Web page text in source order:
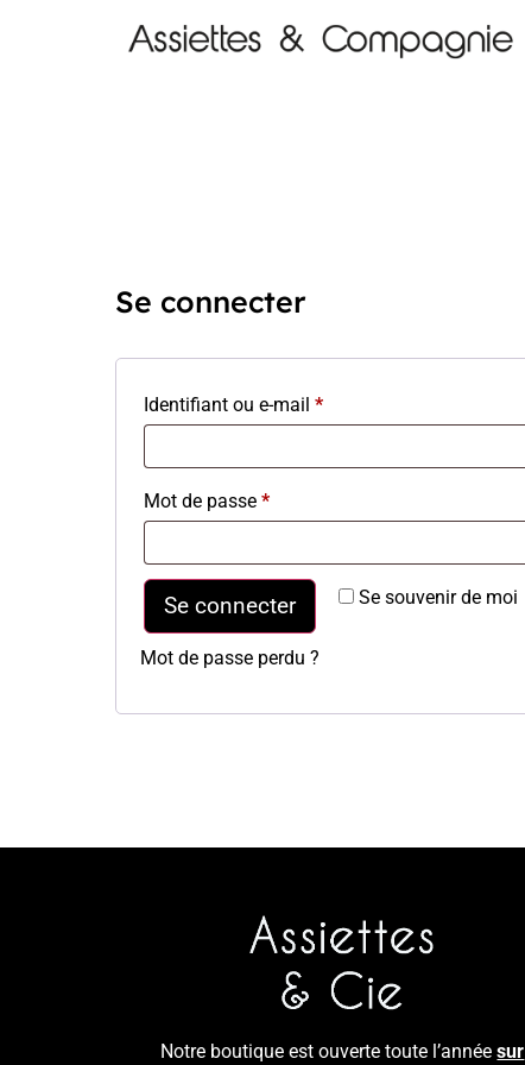
Se connecter
Identifiant ou e-mail *
Mot de passe *
Se souvenir de moi
Se connecter
Mot de passe perdu ?
Notre boutique est ouverte toute l’annéesur